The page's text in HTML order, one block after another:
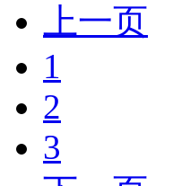
上一页
1
2
3